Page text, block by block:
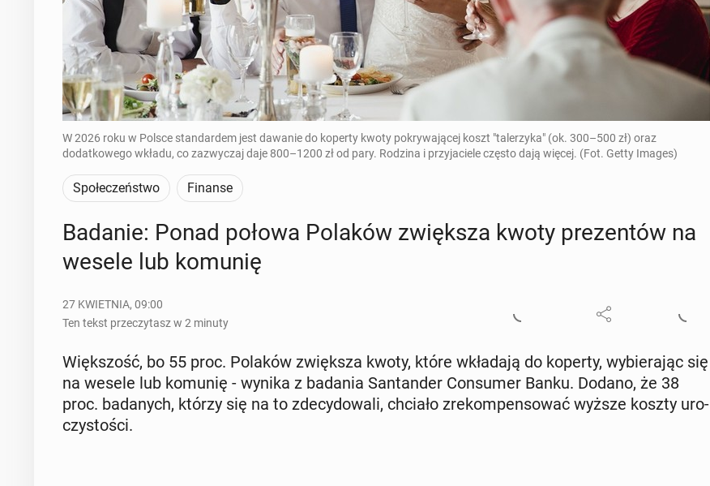
W 2026 roku w Polsce standardem jest dawanie do koperty kwoty pokrywającej koszt "talerzyka" (ok. 300–500 zł) oraz
dodatkowego wkładu, co zazwyczaj daje 800–1200 zł od pary. Rodzina i przyjaciele często dają więcej. (Fot. Getty Images)
Społeczeństwo Finanse
Badanie: Ponad połowa Polaków zwięk­sza kwoty pre­zen­tów na
wesele lub komunię
27 KWIETNIA, 09:00
Ten tekst przeczytasz w 2 minuty
Więk­szość, bo 55 proc. Polaków zwięk­sza kwoty, które wkła­da­ją do koperty, wy­bie­ra­jąc się
na wesele lub komunię - wynika z badania San­tan­der Con­su­mer Banku. Dodano, że 38
proc. ba­da­nych, którzy się na to zde­cy­do­wa­li, chciało zre­kom­pen­so­wać wyższe koszty uro­
czy­sto­ści.